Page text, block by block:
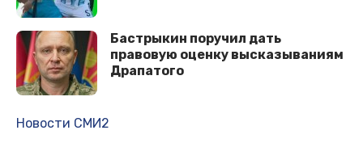
Бастрыкин поручил дать
правовую оценку высказываниям
Драпатого
Новости СМИ2